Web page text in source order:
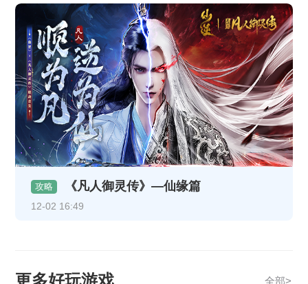
攻略 《凡人御灵传》—仙缘篇
12-02 16:49
全部>